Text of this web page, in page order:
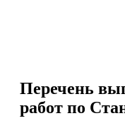
Перечень
работ по